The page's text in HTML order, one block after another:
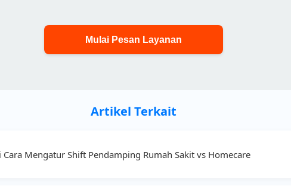
Mulai Pesan Layanan
Artikel Terkait
Mengatur Shift Pendamping Rumah Sakit vs Homecare